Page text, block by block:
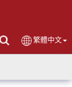
繁體中文